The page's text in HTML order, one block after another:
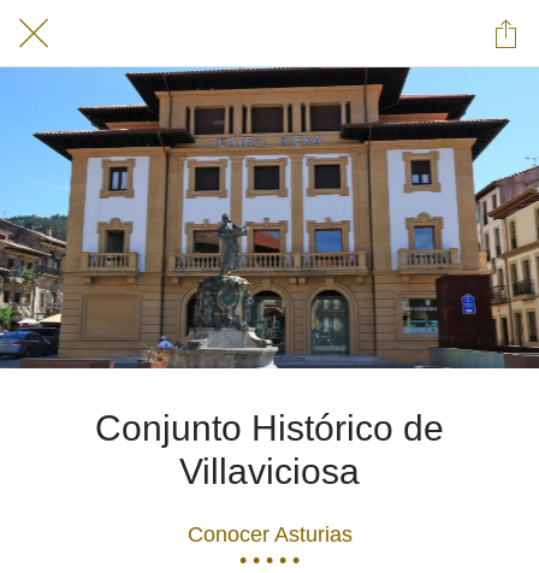
Conjunto Histórico de
Villaviciosa
Conocer Asturias
• • • • •